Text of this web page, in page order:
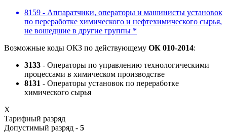
8159 - Аппаратчики, операторы и машинисты установок
по переработке химического и нефтехимического сырья,
не вошедшие в другие группы *
Возможные коды ОКЗ по действующему ОК 010-2014:
3133 - Операторы по управлению технологическими
процессами в химическом производстве
8131 - Операторы установок по переработке
химического сырья
X
Тарифный разряд
Допустимый разряд - 5